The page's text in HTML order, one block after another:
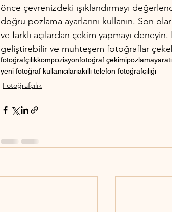
önce çevrenizdeki ışıklandırmayı
doğru pozlama ayarlarını kullanın. Son
ve farklı açılardan çekim yapmayı
geliştirebilir ve muhteşem fotoğraflar
fotoğrafçılıkkompozisyonfotoğraf çekimipozlama
yeni fotoğraf kullanıcılarıakıllı telefon fotoğrafçılığı
Fotoğrafçılık